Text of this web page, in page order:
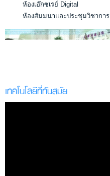
ห้องเอ๊กซเรย์ Digital
ห้องสัมมนาและประชุมวิชาการ
เทคโนโลยีที่ทันสมัย